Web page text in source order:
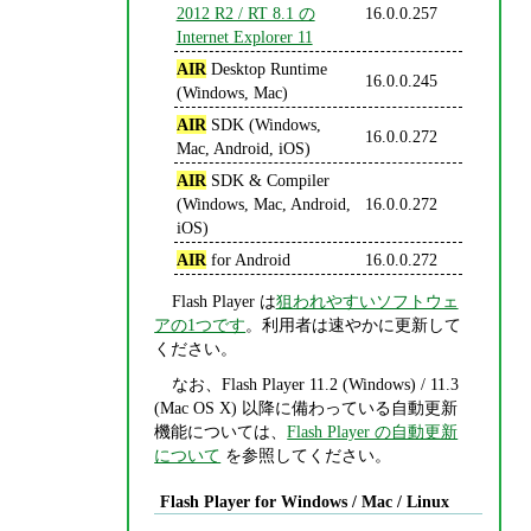
2012 R2 / RT 8.1 の
Internet Explorer 11
16.0.0.257
AIR Desktop Runtime
(Windows, Mac)
16.0.0.245
AIR SDK (Windows,
Mac, Android, iOS)
16.0.0.272
AIR SDK & Compiler
(Windows, Mac, Android,
iOS)
16.0.0.272
AIR for Android 16.0.0.272
Flash Player は狙われやすいソフトウェ
アの1つです。利用者は速やかに更新して
ください。
なお、Flash Player 11.2 (Windows) / 11.3
(Mac OS X) 以降に備わっている自動更新
機能については、Flash Player の自動更新
について を参照してください。
Flash Player for Windows / Mac / Linux